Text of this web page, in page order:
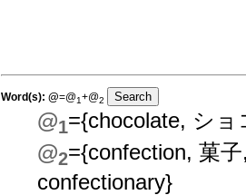
Word(s): @=@1+@2
@1={chocolate, ショ
@2={confection, 菓
confectionary}